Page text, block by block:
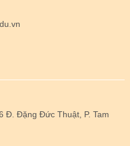
Đ. Đặng Đức Thuật, P. Tam